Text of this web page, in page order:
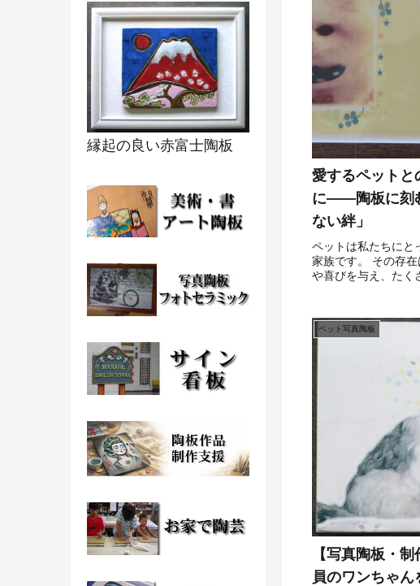
愛するペットと
に——陶板に刻
ない絆」
ペットは私たちにと
家族です。 その存
や喜びを与え、たく
にしてきたことで
うやってやってい
む方も多いのではな
はペットとの...
ペット写真陶板
【写真陶板・
員のワンちゃん
縁起の良い赤富士陶板